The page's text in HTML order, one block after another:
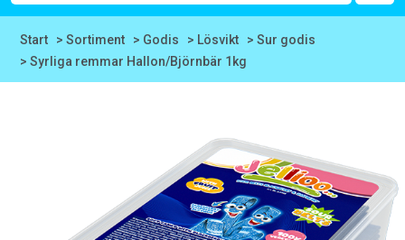
Start > Sortiment > Godis > Lösvikt
> Sur godis
> Syrliga remmar Hallon/Björnbär 1kg